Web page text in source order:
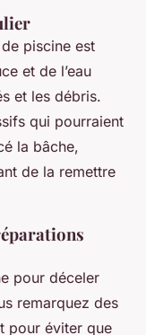
piscine est
et de l’eau
et les débris.
qui pourraient
la bâche,
de la remettre
pour déceler
remarquez des
pour éviter que